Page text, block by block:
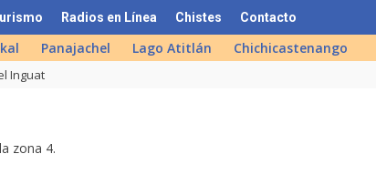
Radios en Línea Chistes Contacto
Panajachel Lago Atitlán Chichicastenango
Inguat
zona 4.